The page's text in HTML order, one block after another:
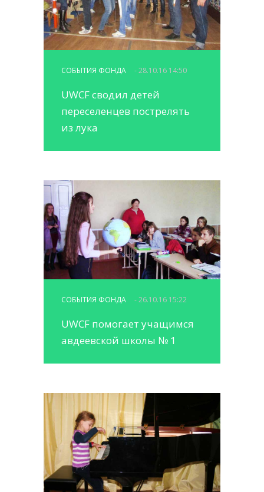
СОБЫТИЯ ФОНДА - 28.10.16 14:50
UWCF сводил детей
переселенцев пострелять
из лука
СОБЫТИЯ ФОНДА - 26.10.16 15:22
UWCF помогает учащимся
авдеевской школы № 1